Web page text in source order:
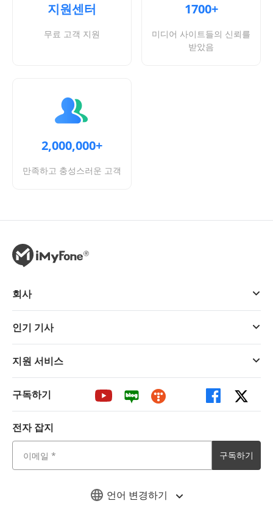
지원센터
무료 고객 지원
1700+
미디어 사이트들의 신뢰를
받았음
2,000,000+
만족하고 충성스러운 고객
언어 변경하기
회사
인기 기사
지원 서비스
구독하기
전자 잡지
구독하기